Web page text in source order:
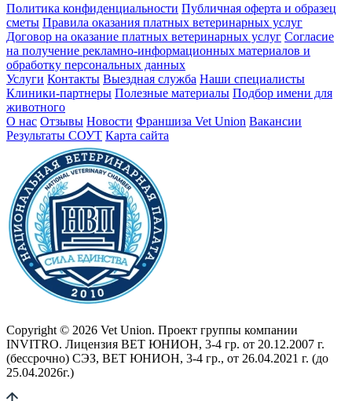
Политика конфиденциальности Публичная оферта и образец
сметы Правила оказания платных ветеринарных услуг
Договор на оказание платных ветеринарных услуг Cогласие
на получение рекламно-информационных материалов и
обработку персональных данных
Услуги Контакты Выездная служба Наши специалисты
Клиники-партнеры Полезные материалы Подбор имени для
животного
О нас Отзывы Новости Франшиза Vet Union Вакансии
Результаты СОУТ Карта сайта
Copyright © 2026 Vet Union. Проект группы компании
INVITRO. Лицензия ВЕТ ЮНИОН, 3-4 гр. от 20.12.2007 г.
(бессрочно) СЭЗ, ВЕТ ЮНИОН, 3-4 гр., от 26.04.2021 г. (до
25.04.2026г.)